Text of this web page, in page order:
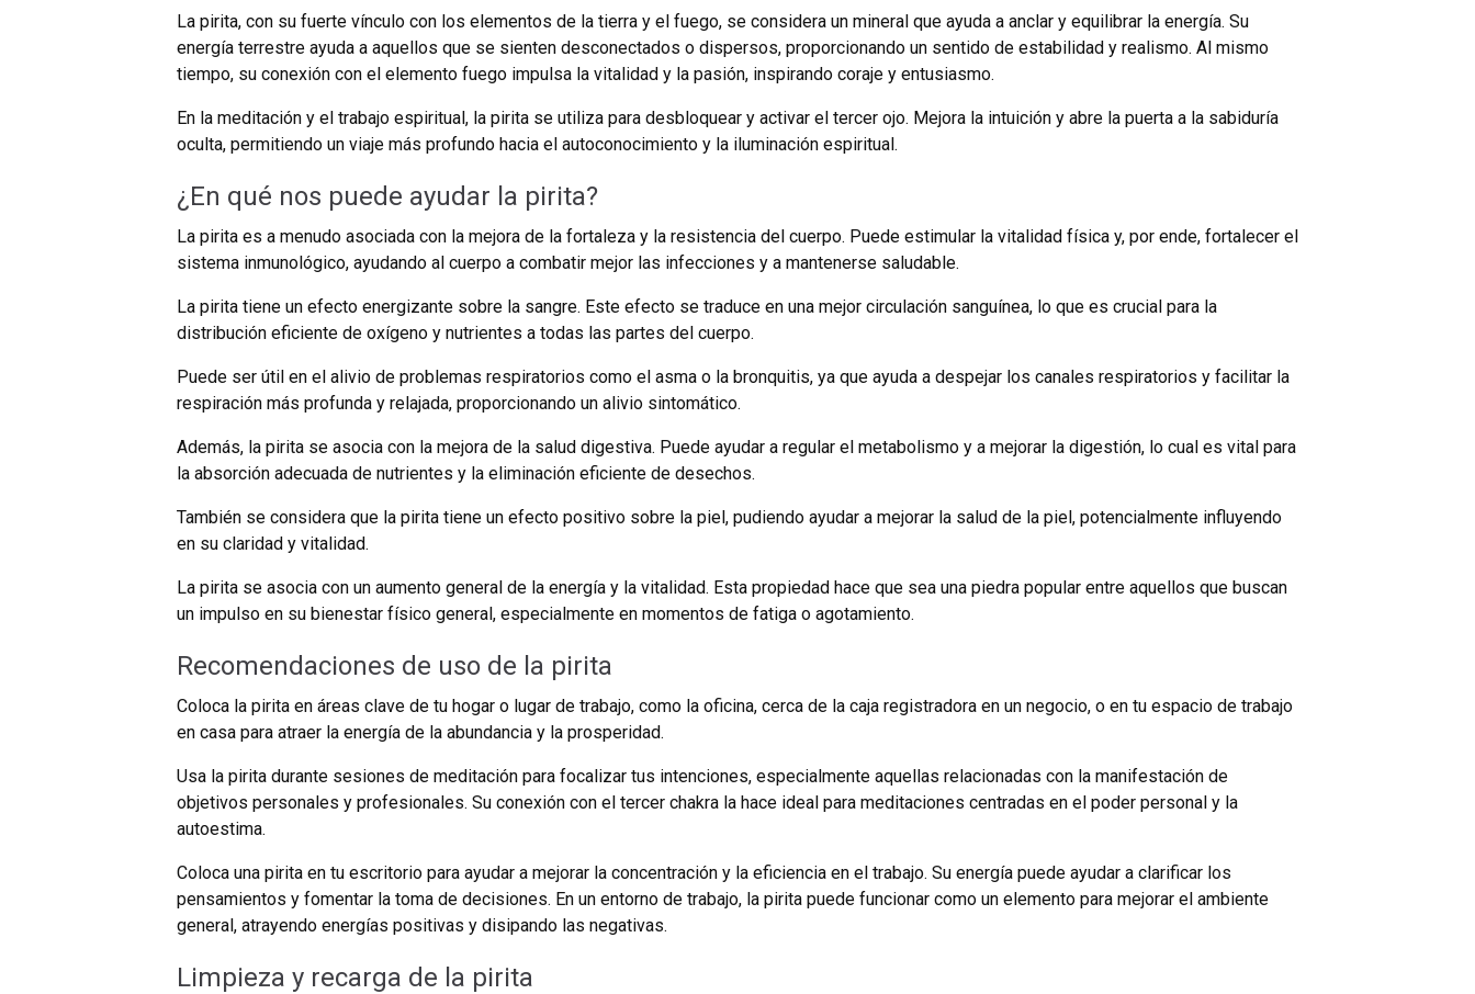
La pirita, con su fuerte vínculo con los elementos de la tierra y el fuego, se considera un mineral que ayuda a anclar y equilibrar la energía. Su
energía terrestre ayuda a aquellos que se sienten desconectados o dispersos, proporcionando un sentido de estabilidad y realismo. Al mismo
tiempo, su conexión con el elemento fuego impulsa la vitalidad y la pasión, inspirando coraje y entusiasmo.
En la meditación y el trabajo espiritual, la pirita se utiliza para desbloquear y activar el tercer ojo. Mejora la intuición y abre la puerta a la sabiduría
oculta, permitiendo un viaje más profundo hacia el autoconocimiento y la iluminación espiritual.
¿En qué nos puede ayudar la pirita?
La pirita es a menudo asociada con la mejora de la fortaleza y la resistencia del cuerpo. Puede estimular la vitalidad física y, por ende, fortalecer el
sistema inmunológico, ayudando al cuerpo a combatir mejor las infecciones y a mantenerse saludable.
La pirita tiene un efecto energizante sobre la sangre. Este efecto se traduce en una mejor circulación sanguínea, lo que es crucial para la
distribución eficiente de oxígeno y nutrientes a todas las partes del cuerpo.
Puede ser útil en el alivio de problemas respiratorios como el asma o la bronquitis, ya que ayuda a despejar los canales respiratorios y facilitar la
respiración más profunda y relajada, proporcionando un alivio sintomático.
Además, la pirita se asocia con la mejora de la salud digestiva. Puede ayudar a regular el metabolismo y a mejorar la digestión, lo cual es vital para
la absorción adecuada de nutrientes y la eliminación eficiente de desechos.
También se considera que la pirita tiene un efecto positivo sobre la piel, pudiendo ayudar a mejorar la salud de la piel, potencialmente influyendo
en su claridad y vitalidad.
La pirita se asocia con un aumento general de la energía y la vitalidad. Esta propiedad hace que sea una piedra popular entre aquellos que buscan
un impulso en su bienestar físico general, especialmente en momentos de fatiga o agotamiento.
Recomendaciones de uso de la pirita
Coloca la pirita en áreas clave de tu hogar o lugar de trabajo, como la oficina, cerca de la caja registradora en un negocio, o en tu espacio de trabajo
en casa para atraer la energía de la abundancia y la prosperidad.
Usa la pirita durante sesiones de meditación para focalizar tus intenciones, especialmente aquellas relacionadas con la manifestación de
objetivos personales y profesionales. Su conexión con el tercer chakra la hace ideal para meditaciones centradas en el poder personal y la
autoestima.
Coloca una pirita en tu escritorio para ayudar a mejorar la concentración y la eficiencia en el trabajo. Su energía puede ayudar a clarificar los
pensamientos y fomentar la toma de decisiones. En un entorno de trabajo, la pirita puede funcionar como un elemento para mejorar el ambiente
general, atrayendo energías positivas y disipando las negativas.
Limpieza y recarga de la pirita